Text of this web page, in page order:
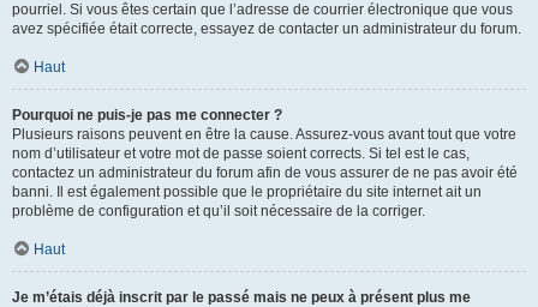
pourriel. Si vous êtes certain que l’adresse de courrier électronique que vous
avez spécifiée était correcte, essayez de contacter un administrateur du forum.
Haut
Pourquoi ne puis-je pas me connecter ?
Plusieurs raisons peuvent en être la cause. Assurez-vous avant tout que votre
nom d’utilisateur et votre mot de passe soient corrects. Si tel est le cas,
contactez un administrateur du forum afin de vous assurer de ne pas avoir été
banni. Il est également possible que le propriétaire du site internet ait un
problème de configuration et qu’il soit nécessaire de la corriger.
Haut
Je m’étais déjà inscrit par le passé mais ne peux à présent plus me